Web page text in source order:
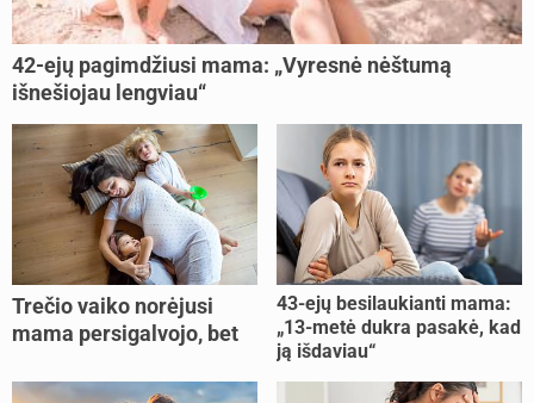
42-ejų pagimdžiusi mama: „Vyresnė nėštumą
išnešiojau lengviau“
Trečio vaiko norėjusi
mama persigalvojo, bet
šoke“
43-ejų besilaukianti mama:
„13-metė dukra pasakė, kad
ją išdaviau“